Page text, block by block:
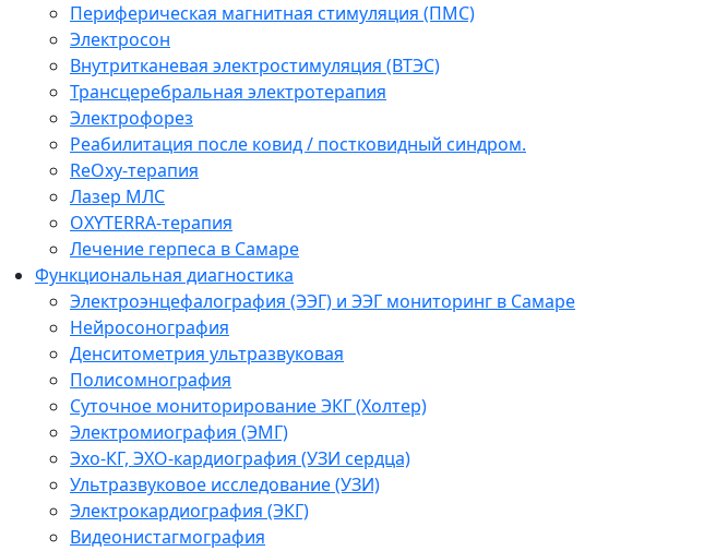
Периферическая магнитная стимуляция (ПМС)
Электросон
Внутритканевая электростимуляция (ВТЭС)
Трансцеребральная электротерапия
Электрофорез
Реабилитация после ковид / постковидный синдром.
ReOxy-терапия
Лазер МЛС
OXYTERRA-терапия
Лечение герпеса в Самаре
Функциональная диагностика
Электроэнцефалография (ЭЭГ) и ЭЭГ мониторинг в Самаре
Нейросонография
Денситометрия ультразвуковая
Полисомнография
Суточное мониторирование ЭКГ (Холтер)
Электромиография (ЭМГ)
Эхо-КГ, ЭХО-кардиография (УЗИ сердца)
Ультразвуковое исследование (УЗИ)
Электрокардиография (ЭКГ)
Видеонистагмография